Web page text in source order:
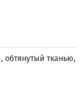
обтянутый тканью,